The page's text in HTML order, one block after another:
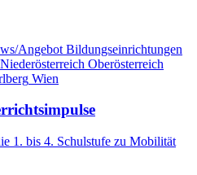
Angebot Bildungseinrichtungen
Niederösterreich Oberösterreich
Wien
1. bis 4. Schulstufe zu Mobilität